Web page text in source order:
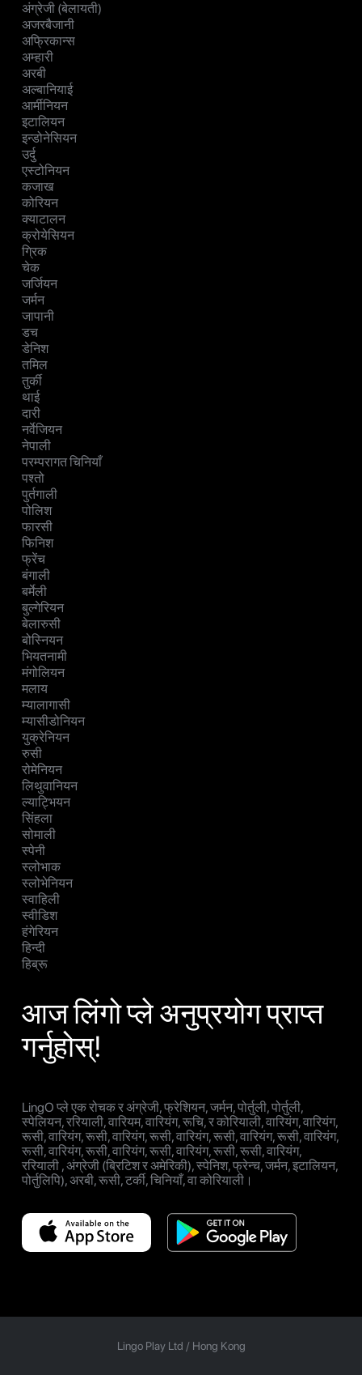
अंग्रेजी (बेलायती)
अजरबैजानी
अफ्रिकान्स
अम्हारी
अरबी
अल्बानियाई
आर्मीनियन
इटालियन
इन्डोनेसियन
उर्दु
एस्टोनियन
कजाख
कोरियन
क्याटालन
क्रोयेसियन
ग्रिक
चेक
जर्जियन
जर्मन
जापानी
डच
डेनिश
तमिल
तुर्की
थाई
दारी
नर्वेजियन
नेपाली
परम्परागत चिनियाँ
पश्तो
पुर्तगाली
पोलिश
फारसी
फिनिश
फ्रेंच
बंगाली
बर्मेली
बुल्गेरियन
बेलारुसी
बोस्नियन
भियतनामी
मंगोलियन
मलाय
म्यालागासी
म्यासीडोनियन
युक्रेनियन
रुसी
रोमेनियन
लिथुवानियन
ल्याट्भियन
सिंहला
सोमाली
स्पेनी
स्लोभाक
स्लोभेनियन
स्वाहिली
स्वीडिश
हंगेरियन
हिन्दी
हिब्रू
आज लिंगो प्ले अनुप्रयोग प्राप्त
गर्नुहोस्!
LingO प्ले एक रोचक र अंग्रेजी, फ्रेशियन, जर्मन, पोर्तुली, पोर्तुली,
स्पेलियन, ररियाली, वारियम, वारियंग, रूचि, र कोरियाली, वारियंग, वारियंग,
रूसी, वारियंग, रूसी, वारियंग, रूसी, वारियंग, रूसी, वारियंग, रूसी, वारियंग,
रूसी, वारियंग, रूसी, वारियंग, रूसी, वारियंग, रूसी, रूसी, वारियंग,
ररियाली , अंग्रेजी (ब्रिटिश र अमेरिकी), स्पेनिश, फ्रेन्च, जर्मन, इटालियन,
पोर्तुलिपि), अरबी, रूसी, टर्की, चिनियाँ, वा कोरियाली।
Lingo Play Ltd / Hong Kong